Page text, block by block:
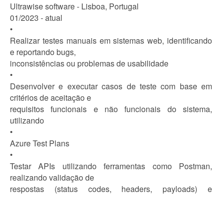
Ultrawise software - Lisboa, Portugal
01/2023 - atual
•
Realizar testes manuais em sistemas web, identificando
e reportando bugs,
inconsistências ou problemas de usabilidade
•
Desenvolver e executar casos de teste com base em
critérios de aceitação e
requisitos funcionais e não funcionais do sistema,
utilizando
•
Azure Test Plans
•
Testar APIs utilizando ferramentas como Postman,
realizando validação de
respostas (status codes, headers, payloads) e